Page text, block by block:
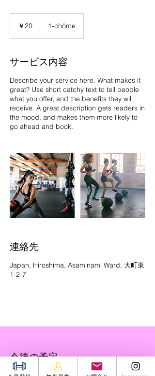
￥20 1-chōme
サービス内容
Describe your service here. What makes it
great? Use short catchy text to tell people
what you offer, and the benefits they will
receive. A great description gets readers in
the mood, and makes them more likely to
go ahead and book.
連絡先
Japan, Hiroshima, Asaminami Ward, 大町東
1-2-7
今後の予定